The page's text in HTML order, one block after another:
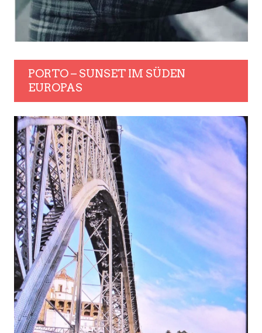
PORTO – SUNSET IM SÜDEN
EUROPAS